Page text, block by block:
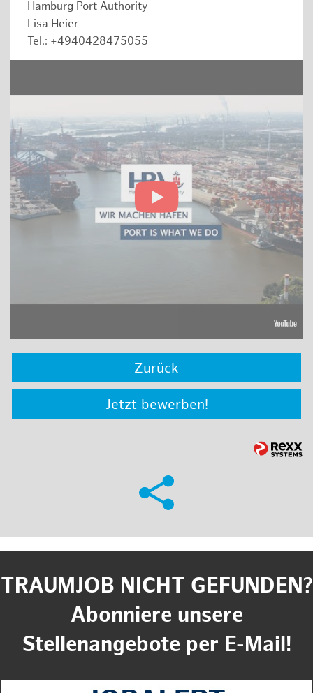
Hamburg Port Authority
Lisa Heier
Tel.: +4940428475055
Zurück
Jetzt bewerben!
TRAUMJOB NICHT GEFUNDEN?
Abonniere unsere
Stellenangebote per E-Mail!